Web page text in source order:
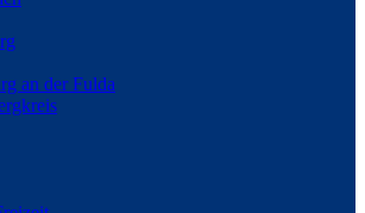
an der Fulda